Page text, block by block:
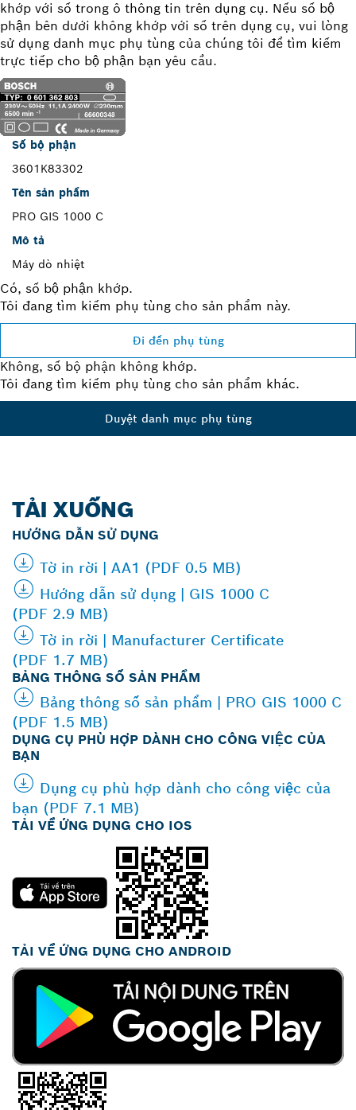
khớp với số trong ô thông tin trên dụng cụ. Nếu số bộ
phận bên dưới không khớp với số trên dụng cụ, vui lòng
sử dụng danh mục phụ tùng của chúng tôi để tìm kiếm
trực tiếp cho bộ phận bạn yêu cầu.
Số bộ phận
3601K83302
Tên sản phẩm
PRO GIS 1000 C
Mô tả
Máy dò nhiệt
Có, số bộ phận khớp.
Tôi đang tìm kiếm phụ tùng cho sản phẩm này.
Đi đến phụ tùng
Không, số bộ phận không khớp.
Tôi đang tìm kiếm phụ tùng cho sản phẩm khác.
Duyệt danh mục phụ tùng
TẢI XUỐNG
HƯỚNG DẪN SỬ DỤNG
Tờ in rời | AA1 (PDF 0.5 MB)
Hướng dẫn sử dụng | GIS 1000 C
(PDF 2.9 MB)
Tờ in rời | Manufacturer Certificate
(PDF 1.7 MB)
BẢNG THÔNG SỐ SẢN PHẨM
Bảng thông số sản phẩm | PRO GIS 1000 C
(PDF 1.5 MB)
DỤNG CỤ PHÙ HỢP DÀNH CHO CÔNG VIỆC CỦA
BẠN
Dụng cụ phù hợp dành cho công việc của
bạn (PDF 7.1 MB)
TẢI VỀ ỨNG DỤNG CHO IOS
TẢI VỀ ỨNG DỤNG CHO ANDROID